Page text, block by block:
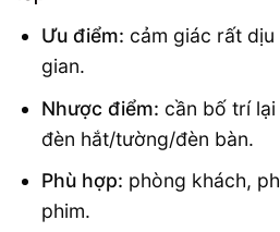
Ưu điểm: cảm giác rất
gian.
Nhược điểm: cần bố trí
đèn hắt/tường/đèn bàn.
Phù hợp: phòng khách,
phim.